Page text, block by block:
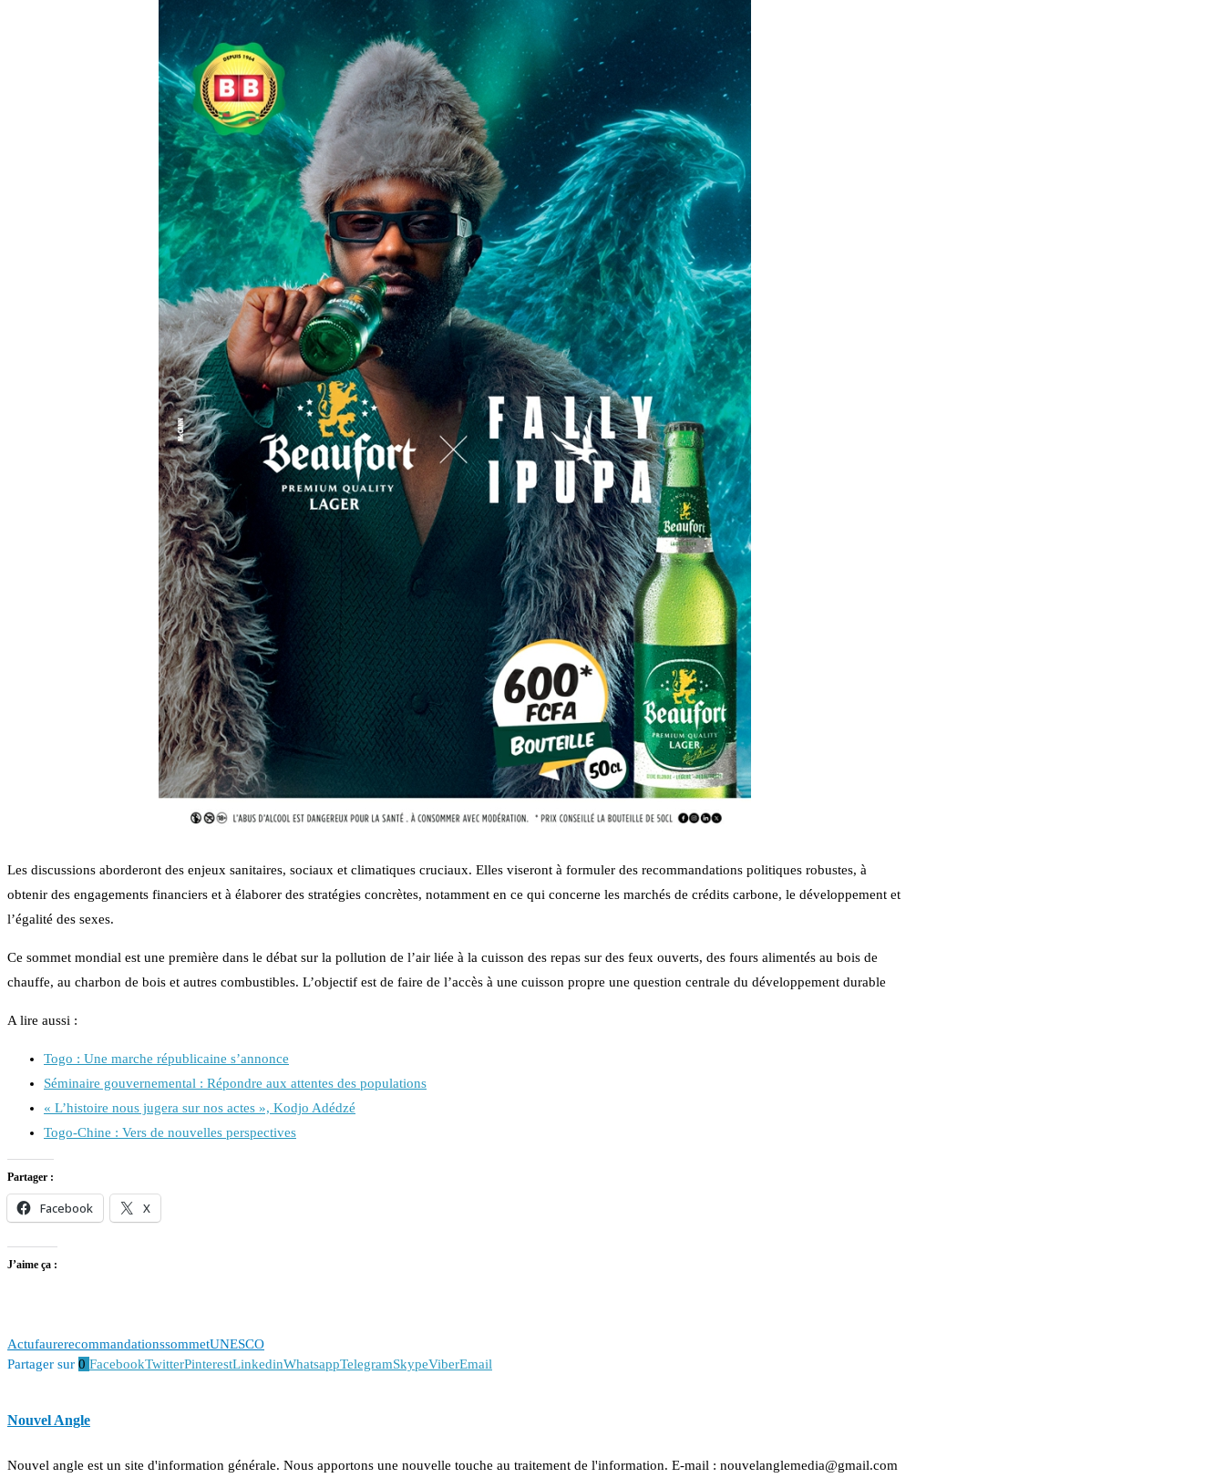
Les discussions aborderont des enjeux sanitaires, sociaux et climatiques cruciaux. Elles viseront à formuler des recommandations politiques robustes, à
obtenir des engagements financiers et à élaborer des stratégies concrètes, notamment en ce qui concerne les marchés de crédits carbone, le développement et
l’égalité des sexes.
Ce sommet mondial est une première dans le débat sur la pollution de l’air liée à la cuisson des repas sur des feux ouverts, des fours alimentés au bois de
chauffe, au charbon de bois et autres combustibles. L’objectif est de faire de l’accès à une cuisson propre une question centrale du développement durable
A lire aussi :
Togo : Une marche républicaine s’annonce
Séminaire gouvernemental : Répondre aux attentes des populations
« L’histoire nous jugera sur nos actes », Kodjo Adédzé
Togo-Chine : Vers de nouvelles perspectives
Partager :
Facebook X
J’aime ça :
ActufaurerecommandationssommetUNESCO
Partager sur 0 FacebookTwitterPinterestLinkedinWhatsappTelegramSkypeViberEmail
Nouvel Angle
Nouvel angle est un site d'information générale. Nous apportons une nouvelle touche au traitement de l'information. E-mail : nouvelanglemedia@gmail.com